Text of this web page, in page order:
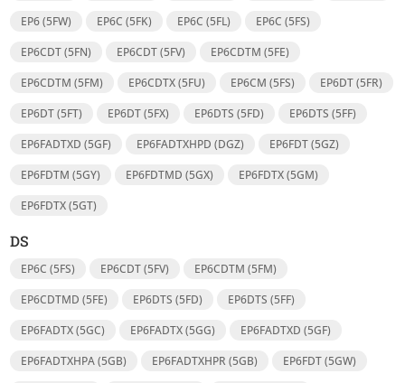
EP6 (5FW)
EP6C (5FK) EP6C (5FL)
EP6C (5FS)
EP6CDT (5FN)
EP6CDT (5FV)
EP6CDTM (5FE)
EP6CDTM (5FM)
EP6CDTX (5FU) EP6CM (5FS)
EP6DT (5FR)
EP6DT (5FT)
EP6DT (5FX) EP6DTS (5FD)
EP6DTS (5FF)
EP6FADTXD (5GF)
EP6FADTXHPD (DGZ)
EP6FDT (5GZ)
EP6FDTM (5GY)
EP6FDTMD (5GX)
EP6FDTX (5GM)
EP6FDTX (5GT)
DS
EP6C (5FS) EP6CDT (5FV)
EP6CDTM (5FM)
EP6CDTMD (5FE)
EP6DTS (5FD)
EP6DTS (5FF)
EP6FADTX (5GC)
EP6FADTX (5GG)
EP6FADTXD (5GF)
EP6FADTXHPA (5GB)
EP6FADTXHPR (5GB)
EP6FDT (5GW)